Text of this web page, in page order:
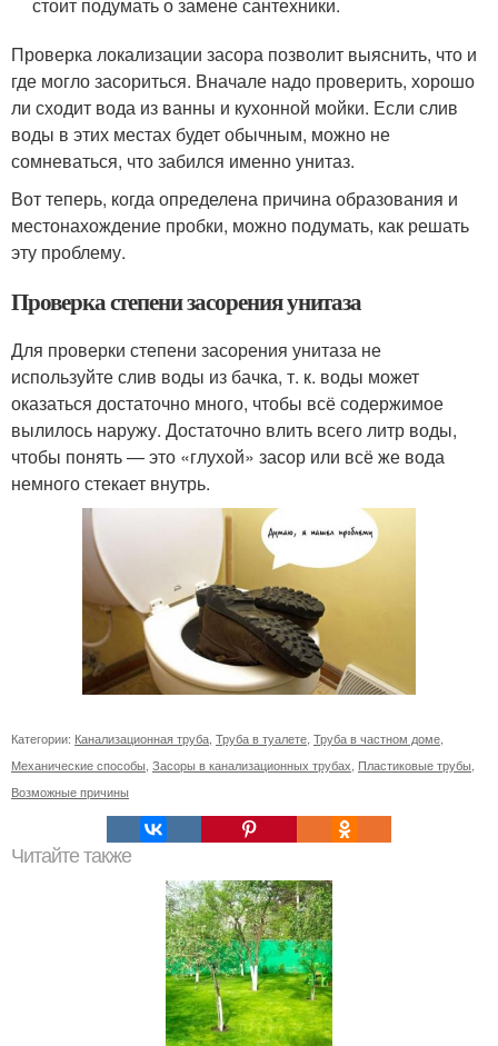
Проверка локализации засора позволит выяснить, что и
где могло засориться. Вначале надо проверить, хорошо
ли сходит вода из ванны и кухонной мойки. Если слив
воды в этих местах будет обычным, можно не
сомневаться, что забился именно унитаз.
Вот теперь, когда определена причина образования и
местонахождение пробки, можно подумать, как решать
эту проблему.
Проверка степени засорения унитаза
Для проверки степени засорения унитаза не
используйте слив воды из бачка, т. к. воды может
оказаться достаточно много, чтобы всё содержимое
вылилось наружу. Достаточно влить всего литр воды,
чтобы понять — это «глухой» засор или всё же вода
немного стекает внутрь.
Категории: Канализационная труба, Труба в туалете, Труба в частном доме,
Механические способы, Засоры в канализационных трубах, Пластиковые трубы,
Возможные причины
Читайте также